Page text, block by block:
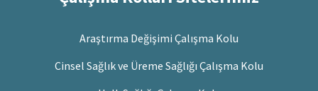
Araştırma Değişimi Çalışma Kolu
Cinsel Sağlık ve Üreme Sağlığı Çalışma Kolu